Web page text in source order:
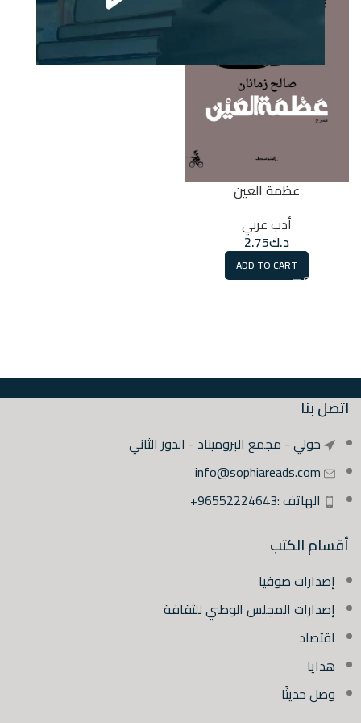
عظمة العين
أدب عربي
د.ك2.75
ADD TO CART
اتصل بنا
حولي - مجمع البروميناد - الدور الثاني
info@sophiareads.com
الهاتف :96552224643+
أقسام الكتب
إصدارات صوفيا
إصدارات المجلس الوطني للثقافة
اقتصاد
هدايا
وصل حديثًا